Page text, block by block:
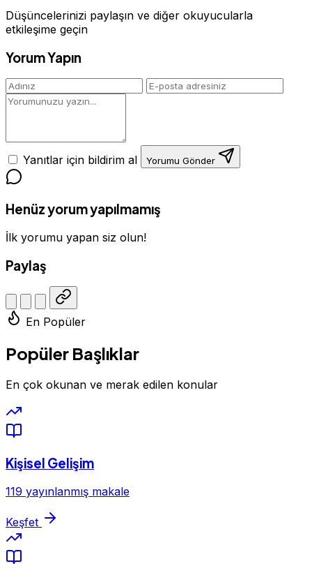
Düşüncelerinizi paylaşın ve diğer okuyucularla
etkileşime geçin
Yorum Yapın
Yanıtlar için bildirim al Yorumu Gönder
Henüz yorum yapılmamış
İlk yorumu yapan siz olun!
Paylaş
En Popüler
Popüler Başlıklar
En çok okunan ve merak edilen konular
Kişisel Gelişim
119 yayınlanmış makale
Keşfet